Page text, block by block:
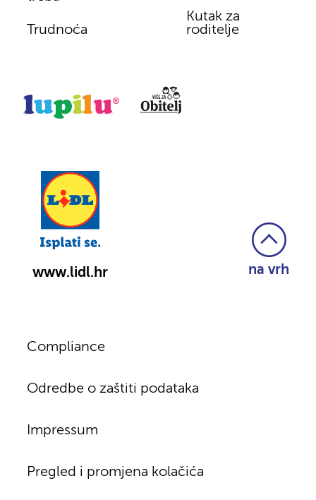
Trudnoća
Kutak za
roditelje
www.lidl.hr na vrh
Pregled i promjena kolačića
Impressum
Odredbe o zaštiti podataka
Compliance